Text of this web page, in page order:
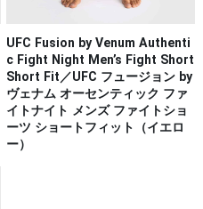
UFC Fusion by Venum Authenti
c Fight Night Men’s Fight Short
Short Fit／UFC フュージョン by
ヴェナム オーセンティック ファ
イトナイト メンズ ファイトショ
ーツ ショートフィット（イエロ
ー）